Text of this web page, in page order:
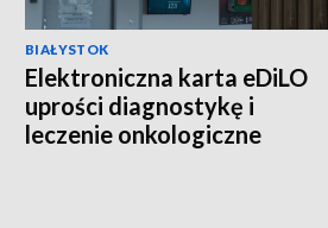
BIAŁYSTOK
Elektroniczna karta eDiLO
uprości diagnostykę i
leczenie onkologiczne